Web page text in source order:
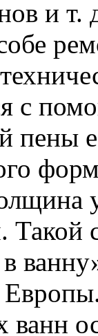
и
с
пены
Такой
ванн